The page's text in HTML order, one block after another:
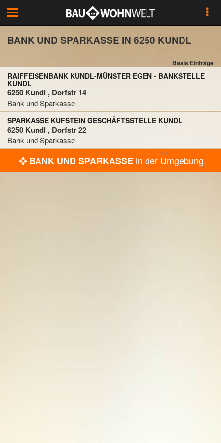
Toggle
navigation
BANK UND SPARKASSE IN 6250 KUNDL
Basis Einträge
RAIFFEISENBANK KUNDL-MÜNSTER EGEN - BANKSTELLE
KUNDL
6250 Kundl , Dorfstr 14
Bank und Sparkasse
SPARKASSE KUFSTEIN GESCHÄFTSSTELLE KUNDL
6250 Kundl , Dorfstr 22
Bank und Sparkasse
BANK UND SPARKASSE in der Umgebung